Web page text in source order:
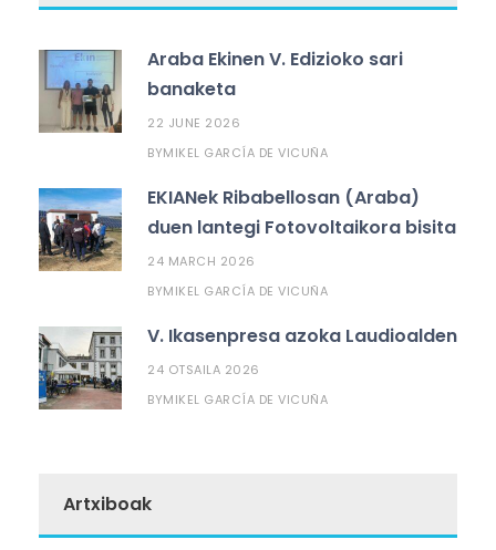
Araba Ekinen V. Edizioko sari
banaketa
22 JUNE 2026
BYMIKEL GARCÍA DE VICUÑA
EKIANek Ribabellosan (Araba)
duen lantegi Fotovoltaikora bisita
24 MARCH 2026
BYMIKEL GARCÍA DE VICUÑA
V. Ikasenpresa azoka Laudioalden
24 OTSAILA 2026
BYMIKEL GARCÍA DE VICUÑA
Artxiboak